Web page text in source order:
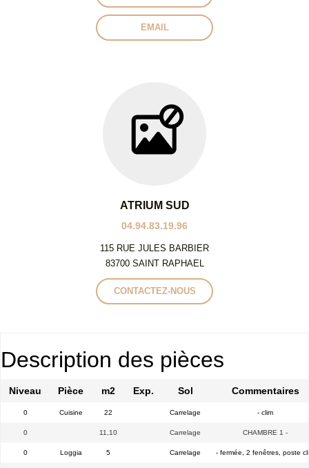
EMAIL
ATRIUM SUD
04.94.83.19.96
115 RUE JULES BARBIER
83700 SAINT RAPHAEL
CONTACTEZ-NOUS
Description des pièces
Niveau Pièce m2 Exp. Sol Commentaires
0 Cuisine 22 Carrelage - clim
0 11,10 Carrelage CHAMBRE 1 -
0 Loggia 5 Carrelage - fermée, 2 fenêtres, poste